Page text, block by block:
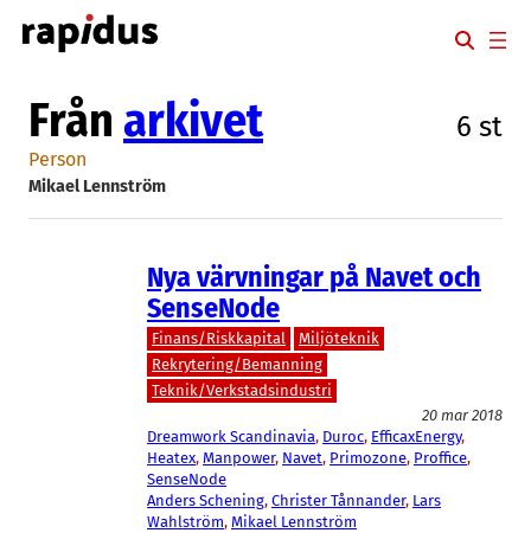
Hoppa
till
Från arkivet 6 st
Person
Mikael Lennström
Nya värvningar på Navet och
SenseNode
Finans/Riskkapital
Miljöteknik
Rekrytering/Bemanning
Teknik/Verkstadsindustri
20 mar 2018
Dreamwork Scandinavia, Duroc, EfficaxEnergy
Heatex, Manpower, Navet, Primozone, Proffice
SenseNode
Anders Schening, Christer Tånnander, Lars
Wahlström, Mikael Lennström